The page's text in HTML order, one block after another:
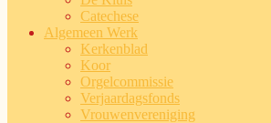
Catechese
Algemeen Werk
Kerkenblad
Koor
Orgelcommissie
Verjaardagsfonds
Vrouwenvereniging